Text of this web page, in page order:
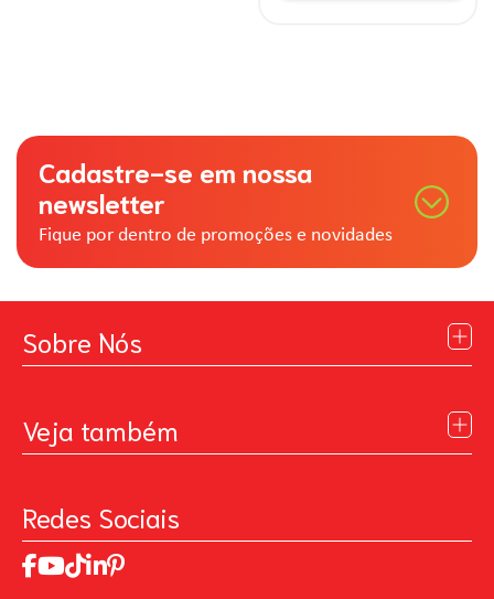
Cadastre-se em nossa
newsletter
Fique por dentro de promoções e novidades
Sobre Nós
Contato
Trabalhe Conosco
Relatório de Sustentabilidade 2025
Código de ética
Veja também
MasterChef
Art Of Love
Redes Sociais